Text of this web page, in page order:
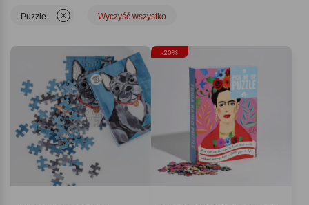
nasze propozycje już dziś!
Puzzle Wyczyść wszystko
-20%